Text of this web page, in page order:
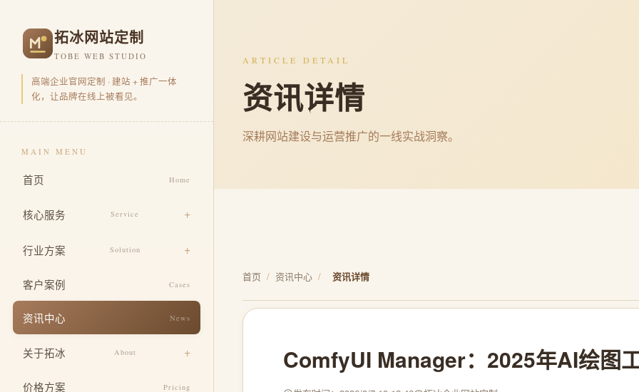
拓冰网站定制
TOBE WEB STUDIO
高端企业官网定制 · 建站 + 推广一体
化，让品牌在线上被看见。
MAIN MENU
首页 Home
核心服务 Service
品牌官网定制
品牌视觉包装
安全与运维
SEO 基础优化
行业方案 Solution
电商零售
餐饮美食
客户案例 Cases
资讯中心 News
关于拓冰 About
设计团队
价格方案 Pricing
ARTICLE DETAIL
资讯详情
深耕网站建设与运营推广的一线实战洞察。
首页 / 资讯中心 / 资讯详情
ComfyUI Manager：2025年AI绘图